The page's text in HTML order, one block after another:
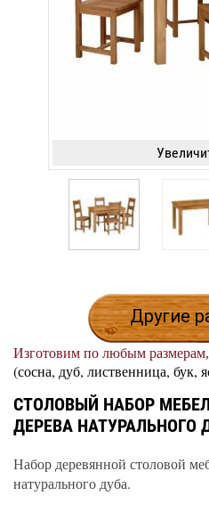
Другие
Изготовим по любым
(сосна, дуб, лиственница, бук,
СТОЛОВЫЙ НАБОР
ДЕРЕВА НАТУРАЛЬНОГО
Набор деревянной столовой
натурального дуба.